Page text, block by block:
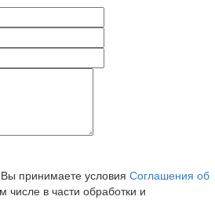
принимаете условия Соглашения об
числе в части обработки и